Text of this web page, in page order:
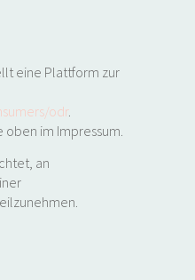
eine Plattform zur
odr.
oben im Impressum.
an